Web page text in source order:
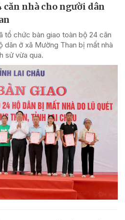
căn nhà cho người dân
tổ chức bàn giao toàn bộ 24 căn
dân ở xã Mường Than bị mất nhà
sử vừa qua.